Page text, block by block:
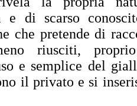
e di scarso
che pretende di
riusciti, proprio
e semplice del
il privato e si